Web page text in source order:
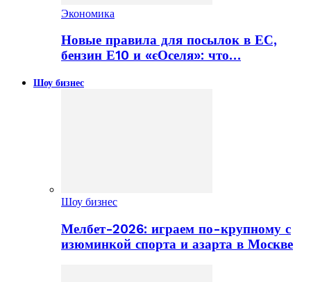
Экономика
Новые правила для посылок в ЕС,
бензин Е10 и «єОселя»: что…
Шоу бизнес
Шоу бизнес
Мелбет-2026: играем по-крупному с
изюминкой спорта и азарта в Москве